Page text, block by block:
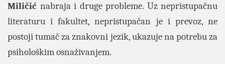
Miličić nabraja i druge probleme. Uz nepristupačnu
literaturu i fakultet, nepristupačan je i prevoz, ne
postoji tumač za znakovni jezik, ukazuje na potrebu za
psihološkim osnaživanjem.